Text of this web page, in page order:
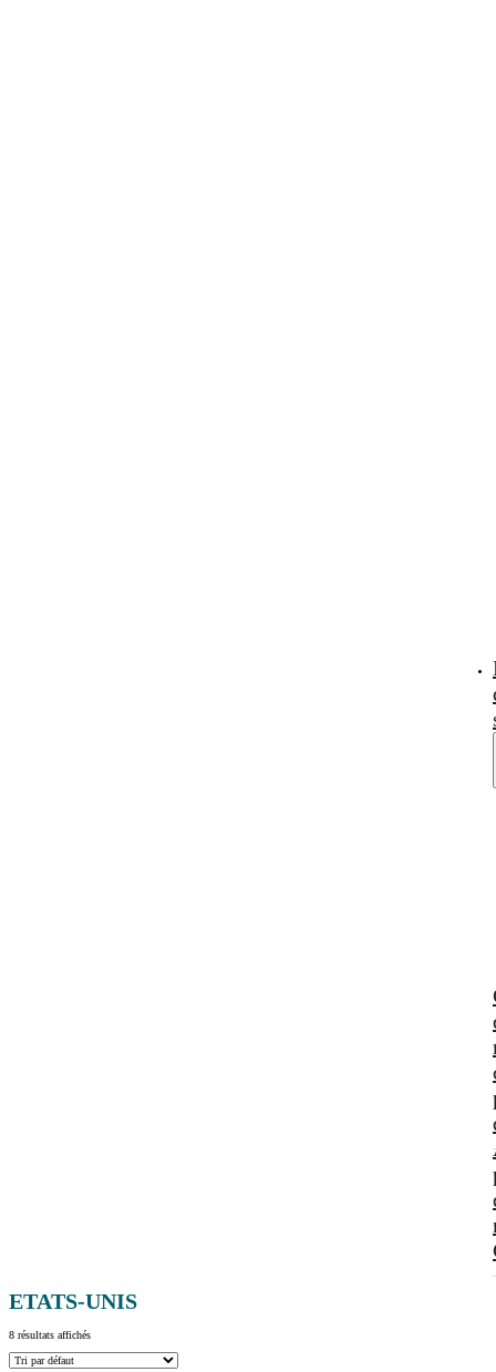
ETATS-UNIS
8 résultats affichés